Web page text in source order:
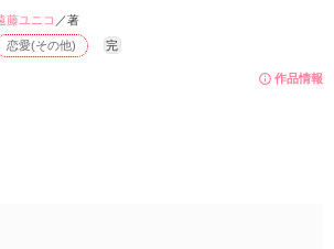
作品情報
恋愛(その他) 完
藤ユニコ ／著